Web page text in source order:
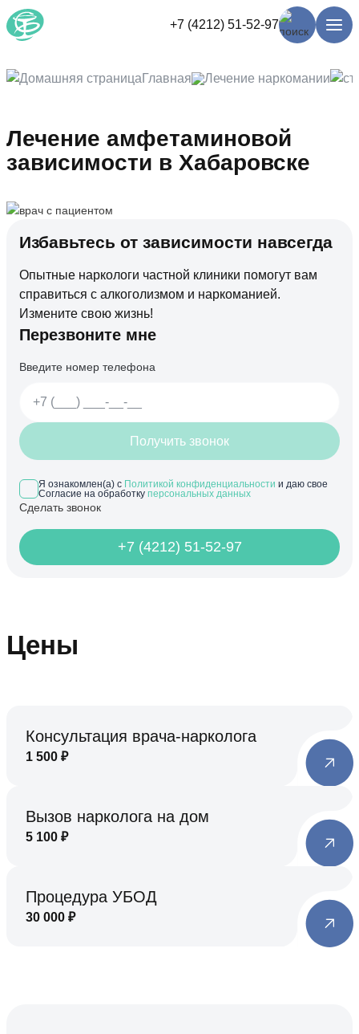
+7 (4212) 51-52-97
Главная Лечение наркомании
Лечение амфетаминовой
зависимости в Хабаровске
Избавьтесь от зависимости навсегда
Опытные наркологи частной клиники помогут вам
справиться с алкоголизмом и наркоманией.
Измените свою жизнь!
Перезвоните мне
Введите номер телефона
Получить звонок
Я ознакомлен(а) с Политикой конфиденциальности и даю свое
Согласие на обработку персональных данных
Сделать звонок
+7 (4212) 51-52-97
Цены
Консультация врача-нарколога
1 500 ₽
Вызов нарколога на дом
5 100 ₽
Процедура УБОД
30 000 ₽